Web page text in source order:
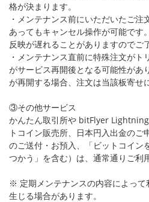
格が決まります。
・メンテナンス前にいただいたご
あってもキャンセル操作が可能です
反映が遅れることがありますのでご
・メンテナンス直前に特殊注文が
がサービス再開後となる可能性があ
が再開する場合、注文は当該板寄せ
③その他サービス
かんたん取引所や bitFlyer
トコイン販売所、日本円入出金のご
のご送付・お預入、「ビットコイン
つかう」を含む）は、通常通りご利
※ 定期メンテナンスの内容によっ
生じる場合があります。